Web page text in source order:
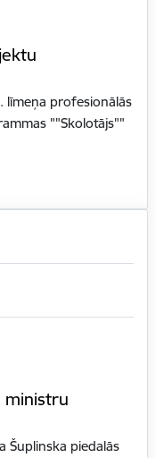
līmeņa profesionālās
""Skolotājs""
ministru
Šuplinska piedalās